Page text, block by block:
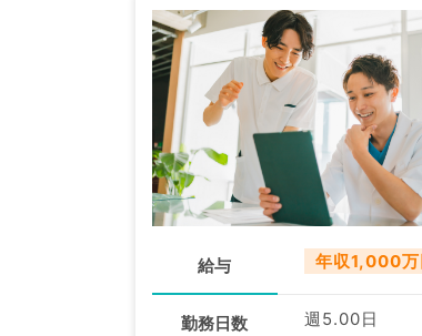
給与 年収1,000万
勤務日数 週5.00日